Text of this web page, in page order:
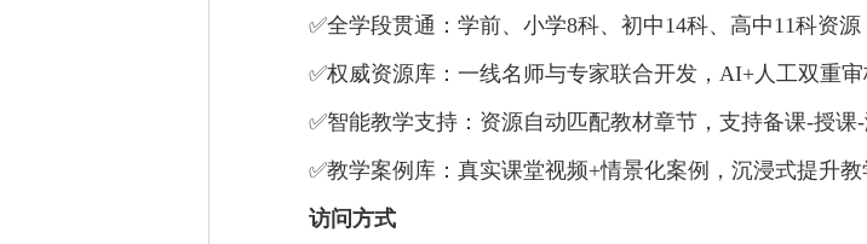
✅全学段贯通：学前、小学8科、初中14科、高中11科资源
✅权威资源库：一线名师与专家联合开发， AI+人工双重
✅智能教学支持：资源自动匹配教材章节，支持备课-授课-
✅教学案例库：真实课堂视频+情景化案例，沉浸式提升教
访问方式